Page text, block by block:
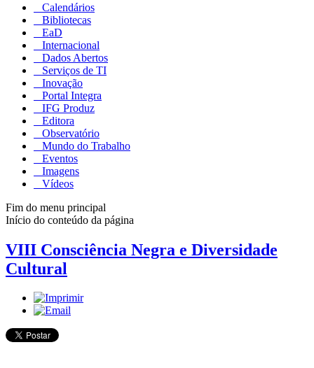
Calendários
Bibliotecas
EaD
Internacional
Dados Abertos
Serviços de TI
Inovação
Portal Integra
IFG Produz
Editora
Observatório
Mundo do Trabalho
Eventos
Imagens
Vídeos
Fim do menu principal
Início do conteúdo da página
VIII Consciência Negra e Diversidade
Cultural